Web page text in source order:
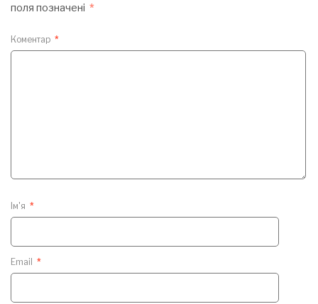
поля позначені *
Коментар *
Ім'я *
Email *